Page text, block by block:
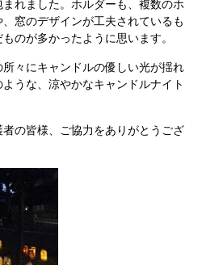
れました。ホルダーも、複数のホ
窓のデザインが工夫されているも
のが多かったように思います。
々にキャンドルの優しい光が揺れ
うな、涼やかなキャンドルナイト
の皆様、ご協力をありがとうござ